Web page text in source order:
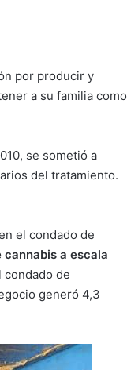
por producir y
a su familia como
se sometió a
del tratamiento.
el condado de
a escala
condado de
generó 4,3